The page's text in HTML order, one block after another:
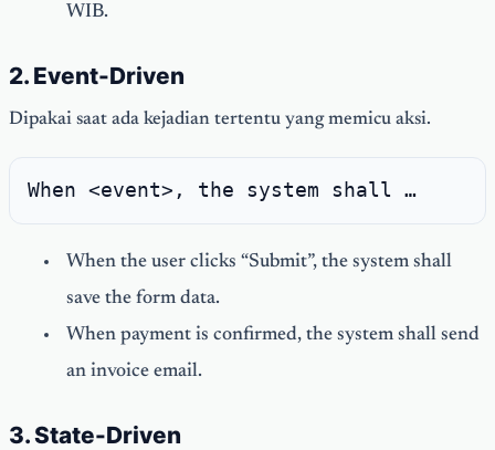
WIB.
2. Event-Driven
Dipakai saat ada kejadian tertentu yang memicu aksi.
When <event>, the system shall …
When the user clicks “Submit”, the system shall
save the form data.
When payment is confirmed, the system shall send
an invoice email.
3. State-Driven